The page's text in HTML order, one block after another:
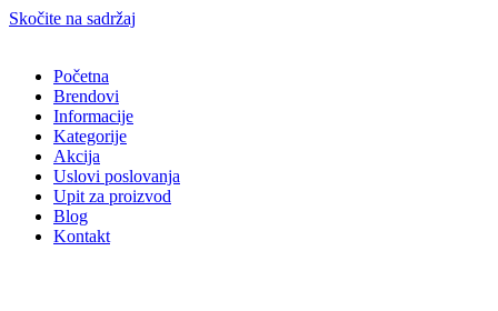
Skočite na sadržaj
Početna
Brendovi
Informacije
Kategorije
Akcija
Uslovi poslovanja
Upit za proizvod
Blog
Kontakt